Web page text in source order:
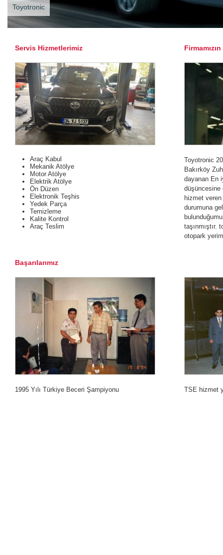
Toyotronic
Servis Hizmetlerimiz
Araç Kabul
Mekanik Atölye
Motor Atölye
Elektrik Atölye
Ön Düzen
Elektronik Teşhis
Yedek Parça
Temizleme
Kalite Kontrol
Araç Teslim
Toyotronic
Bakırköy
dayanan En
düşüncesine
hizmet
durumuna
taşınmıştır.
otopark
Başarılarımız
1995 Yılı Türkiye Beceri Şampiyonu TSE hizmet